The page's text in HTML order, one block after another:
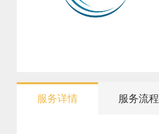
服务详情 服务流程